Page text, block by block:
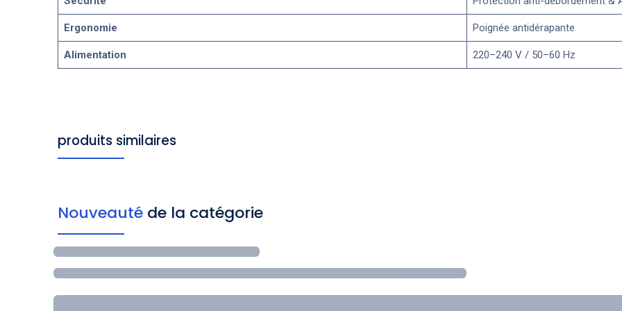
Ergonomie Poignée antidérapante
Alimentation 220–240 V / 50–60 Hz
produits similaires
Nouveauté de la catégorie